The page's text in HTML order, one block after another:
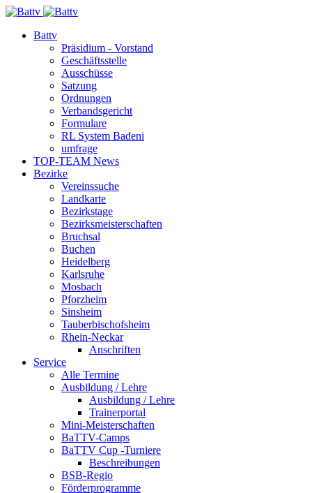
Battv
Präsidium - Vorstand
Geschäftsstelle
Ausschüsse
Satzung
Ordnungen
Verbandsgericht
Formulare
RL System Badeni
umfrage
TOP-TEAM News
Bezirke
Vereinssuche
Landkarte
Bezirkstage
Bezirksmeisterschaften
Bruchsal
Buchen
Heidelberg
Karlsruhe
Mosbach
Pforzheim
Sinsheim
Tauberbischofsheim
Rhein-Neckar
Anschriften
Service
Alle Termine
Ausbildung / Lehre
Ausbildung / Lehre
Trainerportal
Mini-Meisterschaften
BaTTV-Camps
BaTTV Cup -Turniere
Beschreibungen
BSB-Regio
Förderprogramme